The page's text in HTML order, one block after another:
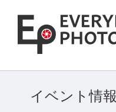
イベント情報